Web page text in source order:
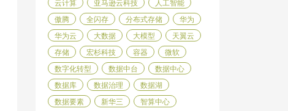
云计算
亚马逊云科技
人工智能
傲腾
全闪存 分布式存储
华为
华为云
大数据 大模型
天翼云
存储
宏杉科技 容器
微软
数字化转型
数据中台
数据中心
数据库
数据治理
数据湖
数据要素
新华三
智算中心